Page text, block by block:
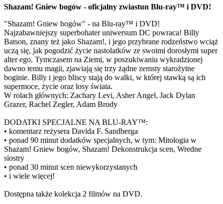
Shazam! Gniew bogów - oficjalny zwiastun Blu-ray™ i DVD!
"Shazam! Gniew bogów" - na Blu-ray™ i DVD!
Najzabawniejszy superbohater uniwersum DC powraca! Billy
Batson, znany też jako Shazam!, i jego przybrane rodzeństwo wciąż
uczą się, jak pogodzić życie nastolatków ze swoimi dorosłymi super
alter ego. Tymczasem na Ziemi, w poszukiwaniu wykradzionej
dawno temu magii, zjawiają się trzy żądne zemsty starożytne
boginie. Billy i jego bliscy stają do walki, w której stawką są ich
supermoce, życie oraz losy świata.
W rolach głównych: Zachary Levi, Asher Angel, Jack Dylan
Grazer, Rachel Zegler, Adam Brody
DODATKI SPECJALNE NA BLU-RAY™:
• komentarz reżysera Davida F. Sandberga
• ponad 90 minut dodatków specjalnych, w tym: Mitologia w
Shazam! Gniew bogów, Shazam! Dekonstrukcja scen, Wredne
siostry
• ponad 30 minut scen niewykorzystanych
• i wiele więcej!
Dostępna także kolekcja 2 filmów na DVD.